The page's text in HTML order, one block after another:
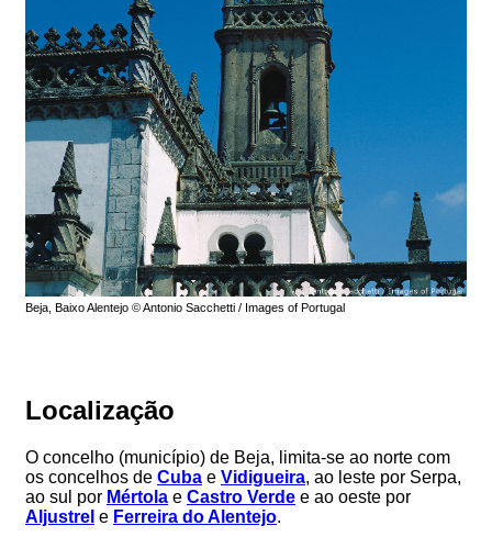
Beja, Baixo Alentejo © Antonio Sacchetti / Images of Portugal
Localização
O concelho (município) de Beja, limita-se ao norte com
os concelhos de Cuba e Vidigueira, ao leste por Serpa,
ao sul por Mértola e Castro Verde e ao oeste por
Aljustrel e Ferreira do Alentejo.